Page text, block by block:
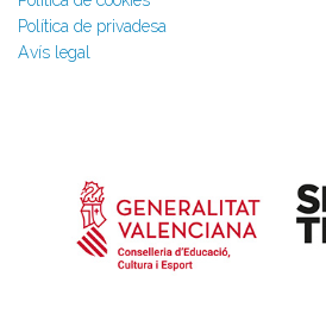
Política de privadesa
Avís legal